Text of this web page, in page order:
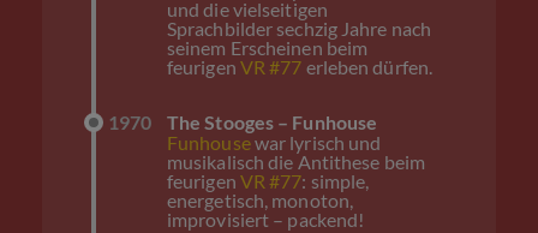
und die vielseitigen
Sprachbilder sechzig Jahre nach
seinem Erscheinen beim
feurigen VR #77 erleben dürfen.
1970
The Stooges – Funhouse
Funhousewar lyrisch und
musikalisch die Antithese beim
feurigen VR #77: simple,
energetisch, monoton,
improvisiert – packend!